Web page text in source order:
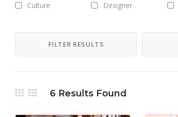
Culture
Designer
Getaway
Gym
Holiday
Hot Spot
Live Music
Makeup
FILTER RESULTS
6 Results Found